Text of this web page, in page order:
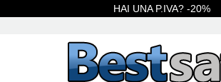
HAI UNA P.IVA? -20%